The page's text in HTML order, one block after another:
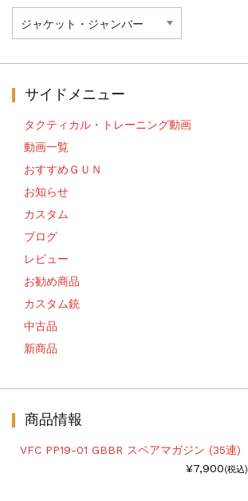
テ
ゴ
サイドメニュー
タクティカル・トレーニング動画
動画一覧
おすすめＧＵＮ
お知らせ
カスタム
ブログ
レビュー
お勧め商品
カスタム銃
中古品
新商品
商品情報
VFC PP19-01 GBBR スペアマガジン (35連)
¥7,900(税込)